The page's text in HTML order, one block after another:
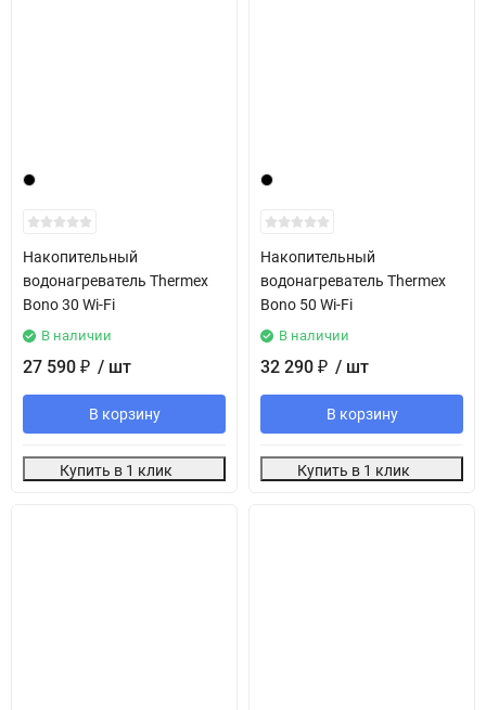
Накопительный
водонагреватель Thermex
Bono 30 Wi-Fi
В наличии
27 590 ₽ / шт
В корзину
Купить в 1 клик
Накопительный
водонагреватель Thermex
Bono 50 Wi-Fi
В наличии
32 290 ₽ / шт
В корзину
Купить в 1 клик